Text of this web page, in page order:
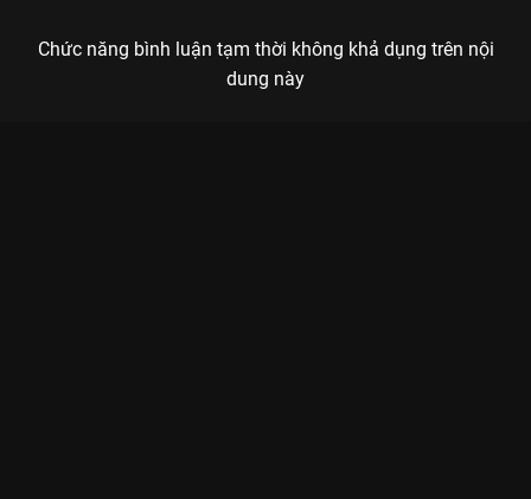
Chức năng bình luận tạm thời không khả dụng trên nội
dung này